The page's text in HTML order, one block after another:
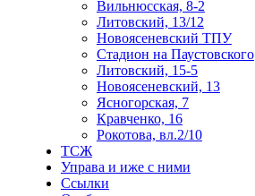
Вильнюсская, 8-2
Литовский, 13/12
Новоясеневский ТПУ
Стадион на Паустовского
Литовский, 15-5
Новоясеневский, 13
Ясногорская, 7
Кравченко, 16
Рокотова, вл.2/10
ТСЖ
Управа и иже с ними
Ссылки